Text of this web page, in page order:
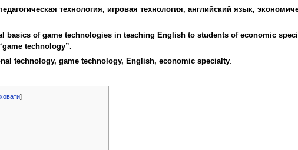
технология, игровая технология, английский язык,
basics of game technologies in teaching English to students of economic
technology”.
technology, game technology, English, economic specialty.
]